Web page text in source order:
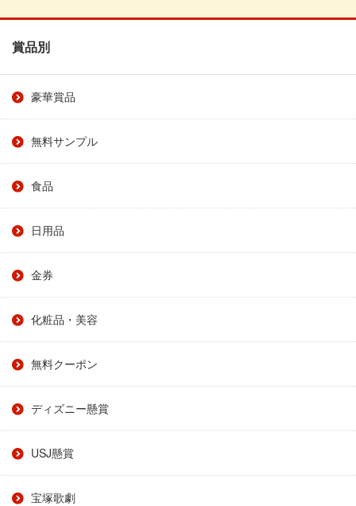
賞品別
豪華賞品
無料サンプル
食品
日用品
金券
化粧品・美容
無料クーポン
ディズニー懸賞
USJ懸賞
宝塚歌劇